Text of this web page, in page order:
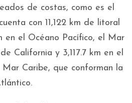
de costas, como es el
con 11,122 km de litoral
en el Océano Pacífico, el Mar
California y 3,117.7 km en el
Caribe, que conforman la